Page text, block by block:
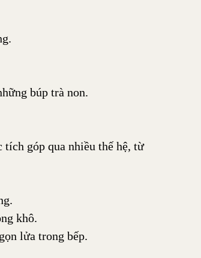
búp trà non.
góp qua nhiều thế hệ, từ
khô.
lửa trong bếp.